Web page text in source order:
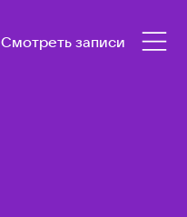
Смотреть записи